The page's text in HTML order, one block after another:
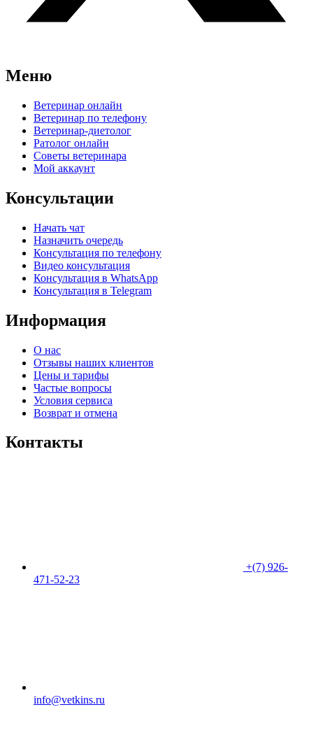
Меню
Ветеринар онлайн
Ветеринар по телефону
Ветеринар-диетолог
Ратолог онлайн
Советы ветеринара
Мой аккаунт
Консультации
Начать чат
Назначить очередь
Консультация по телефону
Видео консультация
Консультация в WhatsApp
Консультация в Telegram
Информация
О нас
Отзывы наших клиентов​
Цены и тарифы
Частые вопросы
Условия сервиса
Возврат и отмена
Контакты
+(7) 926-
471-52-23
info@vetkins.ru